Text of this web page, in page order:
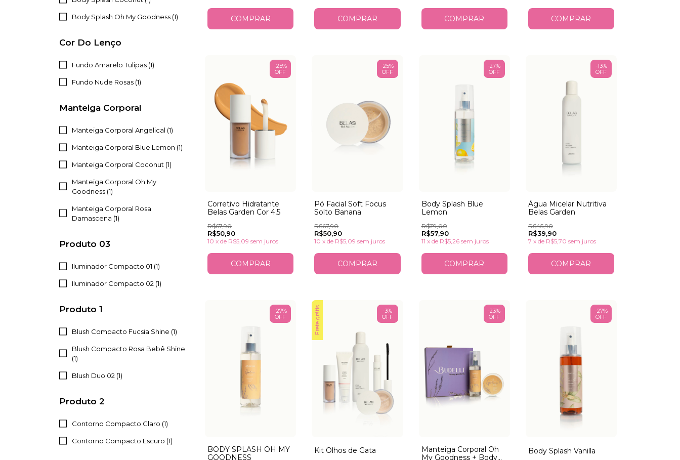
Body Splash Oh My Goodness (1)
Cor Do Lenço
Fundo Amarelo Tulipas (1)
Fundo Nude Rosas (1)
Manteiga Corporal
Manteiga Corporal Angelical (1)
Manteiga Corporal Blue Lemon (1)
Manteiga Corporal Coconut (1)
Manteiga Corporal Oh My
Goodness (1)
Manteiga Corporal Rosa
Damascena (1)
Produto 03
Iluminador Compacto 01 (1)
Iluminador Compacto 02 (1)
Produto 1
Blush Compacto Fucsia Shine (1)
Blush Compacto Rosa Bebê Shine
(1)
Blush Duo 02 (1)
Produto 2
Contorno Compacto Claro (1)
Contorno Compacto Escuro (1)
Corretivo Hidratante
Belas Garden Cor 4,5
R$67,90
R$50,90
-25%
OFF
10 x de R$5,09 sem juros
Pó Facial Soft Focus
Solto Banana
R$67,90
R$50,90
-25%
OFF
10 xde R$5,09 sem juros
Body Splash Blue
Lemon
R$79,00
R$57,90
-27%
OFF
11 x de R$5,26 sem juros
Água Micelar Nutritiva
Belas Garden
R$45,90
R$39,90
-13%
OFF
7 x de R$5,70 sem juros
BODY SPLASH OH MY
GOODNESS
-27%
OFF
Frete grátis
Kit Olhos de Gata
-3%
OFF
Manteiga Corporal Oh
My Goodness + Body
-23%
OFF
Body Splash Vanilla
-27%
OFF